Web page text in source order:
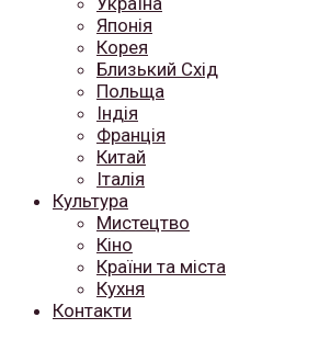
Японія
Корея
Близький Схід
Польща
Індія
Франція
Китай
Італія
Культура
Мистецтво
Кіно
Країни та міста
Кухня
Контакти